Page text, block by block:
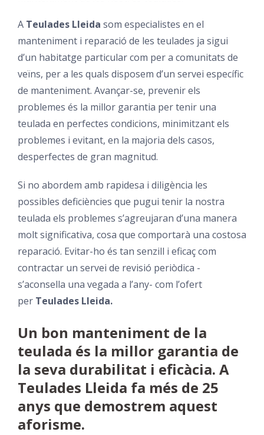
A Teulades Lleida som especialistes en el
manteniment i reparació de les teulades ja sigui
d’un habitatge particular com per a comunitats de
veïns, per a les quals disposem d’un servei específic
de manteniment. Avançar-se, prevenir els
problemes és la millor garantia per tenir una
teulada en perfectes condicions, minimitzant els
problemes i evitant, en la majoria dels casos,
desperfectes de gran magnitud.
Si no abordem amb rapidesa i diligència les
possibles deficiències que pugui tenir la nostra
teulada els problemes s’agreujaran d’una manera
molt significativa, cosa que comportarà una costosa
reparació. Evitar-ho és tan senzill i eficaç com
contractar un servei de revisió periòdica -
s’aconsella una vegada a l’any- com l’ofert
per Teulades Lleida.
Un bon manteniment de la
teulada és la millor garantia de
la seva durabilitat i eficàcia. A
Teulades Lleida fa més de 25
anys que demostrem aquest
aforisme.